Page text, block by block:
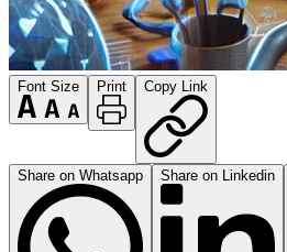
Font Size Print Copy Link
Share on Whatsapp Share on Linkedin